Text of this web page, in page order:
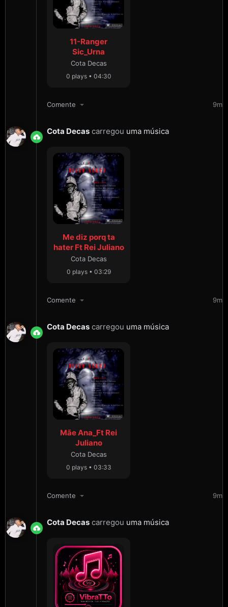
11-Ranger
Sic_Urna
Cota Decas
0 plays • 04:30
Comente 9m
Cota Decas carregou uma música
Me diz porq ta
hater Ft Rei Juliano
Cota Decas
0 plays • 03:29
Comente 9m
Cota Decas carregou uma música
Mãe Ana_Ft Rei
Juliano
Cota Decas
0 plays • 03:33
Comente 9m
Cota Decas carregou uma música